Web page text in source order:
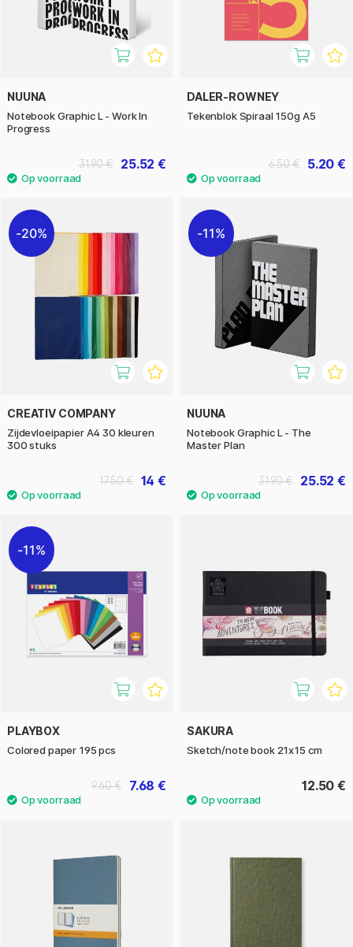
NUUNA
Notebook Graphic L - Work In
Progress
25.52 €
31.90 €
DALER-ROWNEY
Tekenblok Spiraal 150g A5
5.20 €
6.50 €
20%
CREATIV COMPANY
Zijdevloeipapier A4 30 kleuren
300 stuks
14 €
17.50 €
11%
NUUNA
Notebook Graphic L - The
Master Plan
25.52 €
31.90 €
11%
PLAYBOX
Colored paper 195 pcs
7.68 €
9.60 €
SAKURA
Sketch/note book 21x15 cm
12.50 €